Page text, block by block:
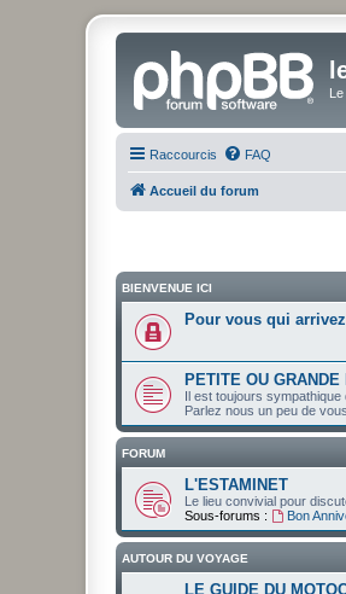
Raccourcis FAQ
Accueil du forum
BIENVENUE ICI
Pour vous qui
PETITE OU GRANDE
Il est toujours sympathique
Parlez nous un peu de
FORUM
L'ESTAMINET
Le lieu convivial pour
Sous-forums :
Bon
AUTOUR DU VOYAGE
LE GUIDE DU